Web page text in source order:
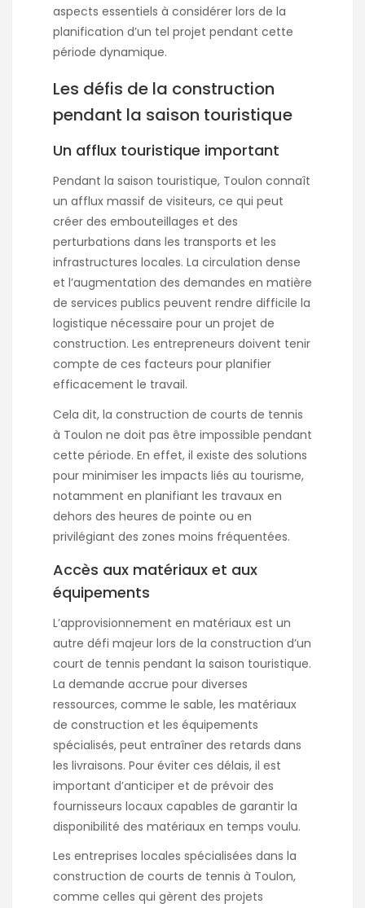
aspects essentiels à considérer lors de la
planification d’un tel projet pendant cette
période dynamique.
Les défis de la construction
pendant la saison touristique
Un afflux touristique important
Pendant la saison touristique, Toulon connaît
un afflux massif de visiteurs, ce qui peut
créer des embouteillages et des
perturbations dans les transports et les
infrastructures locales. La circulation dense
et l’augmentation des demandes en matière
de services publics peuvent rendre difficile la
logistique nécessaire pour un projet de
construction. Les entrepreneurs doivent tenir
compte de ces facteurs pour planifier
efficacement le travail.
Cela dit, la construction de courts de tennis
à Toulon ne doit pas être impossible pendant
cette période. En effet, il existe des solutions
pour minimiser les impacts liés au tourisme,
notamment en planifiant les travaux en
dehors des heures de pointe ou en
privilégiant des zones moins fréquentées.
Accès aux matériaux et aux
équipements
L’approvisionnement en matériaux est un
autre défi majeur lors de la construction d’un
court de tennis pendant la saison touristique.
La demande accrue pour diverses
ressources, comme le sable, les matériaux
de construction et les équipements
spécialisés, peut entraîner des retards dans
les livraisons. Pour éviter ces délais, il est
important d’anticiper et de prévoir des
fournisseurs locaux capables de garantir la
disponibilité des matériaux en temps voulu.
Les entreprises locales spécialisées dans la
construction de courts de tennis à Toulon,
comme celles qui gèrent des projets